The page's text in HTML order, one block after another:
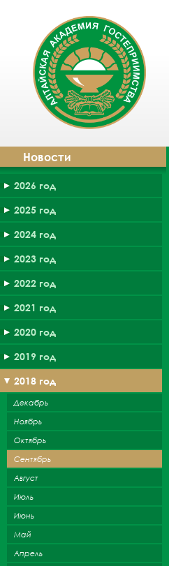
Новости
2026 год
2025 год
2024 год
2023 год
2022 год
2021 год
2020 год
2019 год
2018 год
Декабрь
Ноябрь
Октябрь
Сентябрь
Август
Июль
Июнь
Май
Апрель